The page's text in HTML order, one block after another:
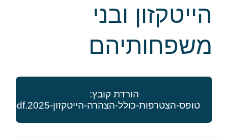
הייטקזון ובני
משפחותיהם
הורדת קובץ:
טופס-הצטרפות-כולל-הצהרה-הייטקזון-2025.pdf